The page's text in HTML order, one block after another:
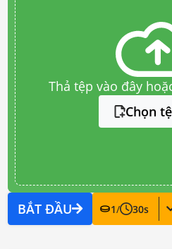
Thả tệp vào đây
Chọn
BẮT ĐẦU 1/ 30s